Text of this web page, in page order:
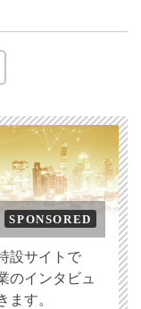
SPONSORED
設サイトで
のインタビュ
ます。